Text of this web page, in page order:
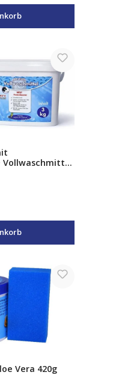
Vollwaschmittel
Vera 420g